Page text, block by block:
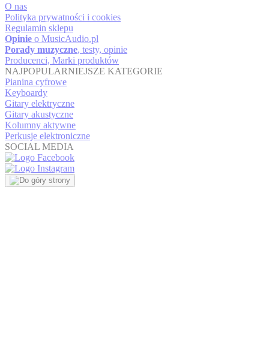
O nas
Polityka prywatności i cookies
Regulamin sklepu
Opinie o MusicAudio.pl
Porady muzyczne, testy, opinie
Producenci, Marki produktów
NAJPOPULARNIEJSZE KATEGORIE
Pianina cyfrowe
Keyboardy
Gitary elektryczne
Gitary akustyczne
Kolumny aktywne
Perkusje elektroniczne
SOCIAL MEDIA